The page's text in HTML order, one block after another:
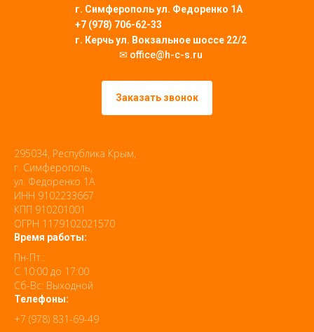
г. Симферопольул. Федоренко 1А
+7 (978) 706-62-33
г. Керчь ул. Вокзальное шоссе 22/2
✉ office@h-c-s.ru
Заказать звонок
295034, Республика Крым,
г. Симферополь,
ул. Федоренко 1А
ИНН 9102233667
КПП 910201001
ОГРН 1179102021570
Время работы:
Пн-Пт.:
С 10:00 до 17:00
Сб-Вс: Выходной
Телефоны:
+7 (978) 831-69-49